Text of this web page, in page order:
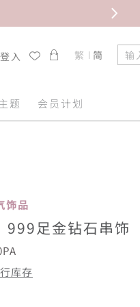
入 繁 简
题 会员计划
品
足金钻石串饰
库存